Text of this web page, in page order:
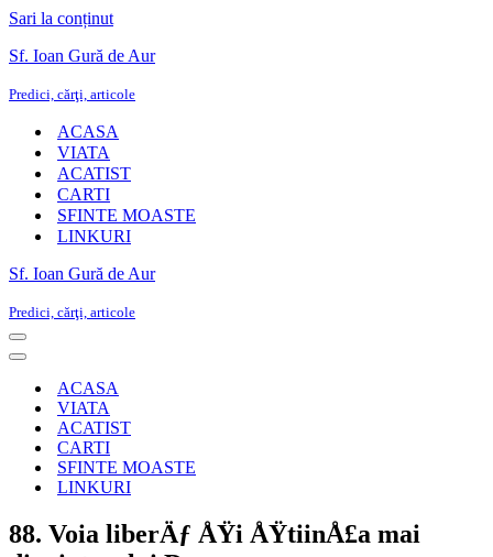
Sari la conținut
Sf. Ioan Gură de Aur
Predici, cărţi, articole
ACASA
VIATA
ACATIST
CARTI
SFINTE MOASTE
LINKURI
Sf. Ioan Gură de Aur
Predici, cărţi, articole
Meniu
de
Meniu
navigareACASA
VIATA
ACATIST
CARTI
SFINTE MOASTE
LINKURI
88. Voia liberÄƒ ÅŸi ÅŸtiinÅ£a mai